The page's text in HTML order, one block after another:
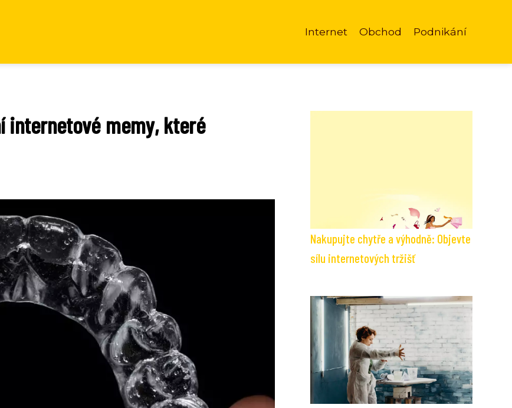
Internet Obchod Podnikání
internetové memy, které
Nakupujte chytře a výhodně: Objevte
sílu internetových tržišť